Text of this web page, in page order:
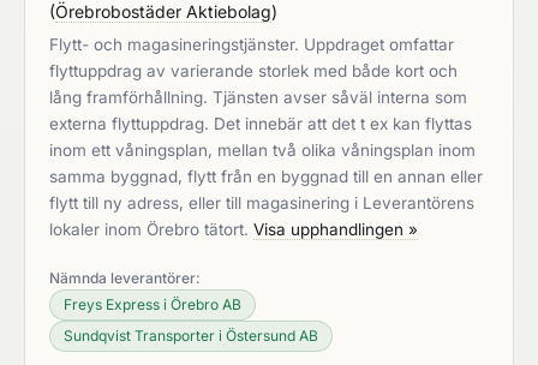
(Örebrobostäder Aktiebolag)
Flytt- och magasineringstjänster. Uppdraget omfattar
flyttuppdrag av varierande storlek med både kort och
lång framförhållning. Tjänsten avser såväl interna som
externa flyttuppdrag. Det innebär att det t ex kan flyttas
inom ett våningsplan, mellan två olika våningsplan inom
samma byggnad, flytt från en byggnad till en annan eller
flytt till ny adress, eller till magasinering i Leverantörens
lokaler inom Örebro tätort. Visa upphandlingen »
Nämnda leverantörer:
Freys Express i Örebro AB
Sundqvist Transporter i Östersund AB